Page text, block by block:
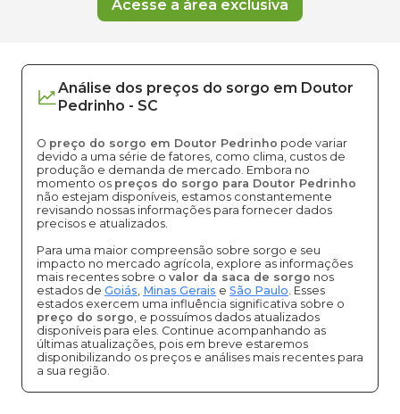
Acesse a área exclusiva
Análise dos preços do sorgo em Doutor
Pedrinho - SC
O preço do sorgo em Doutor Pedrinho pode variar
devido a uma série de fatores, como clima, custos de
produção e demanda de mercado. Embora no
momento os preços do sorgo para Doutor Pedrinho
não estejam disponíveis, estamos constantemente
revisando nossas informações para fornecer dados
precisos e atualizados.
Para uma maior compreensão sobre sorgo e seu
impacto no mercado agrícola, explore as informações
mais recentes sobre o valor da saca de sorgo nos
estados de Goiás, Minas Gerais e São Paulo. Esses
estados exercem uma influência significativa sobre o
preço do sorgo, e possuímos dados atualizados
disponíveis para eles. Continue acompanhando as
últimas atualizações, pois em breve estaremos
disponibilizando os preços e análises mais recentes para
a sua região.